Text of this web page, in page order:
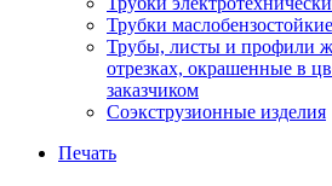
Трубки маслобензостойкие
Трубы, листы и профили
отрезках, окрашенные в
заказчиком
Соэкструзионные изделия
Печать